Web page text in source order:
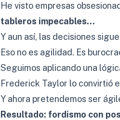
He visto empresas
tableros impecables…
Y aun así, las decisiones
Eso no es agilidad. Es
Seguimos aplicando una
Frederick Taylor lo convirtió
Y ahora pretendemos ser
Resultado: fordismo con